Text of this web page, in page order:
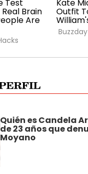
Quién es Candela
de 23 años que
Moyano